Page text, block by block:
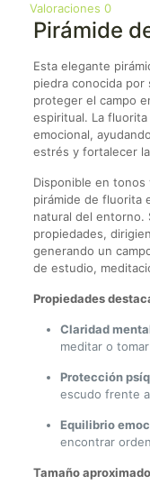
Valoraciones 0
Pirámide
Esta elegante
piedra conocida por
proteger el campo
espiritual. La
emocional,
estrés y fortalecer
Disponible en
pirámide de fluorita
natural del entorno.
propiedades,
generando un
de estudio,
Propiedades
Claridad
meditar o
Protección
escudo frente
Equilibrio
encontrar
Tamaño